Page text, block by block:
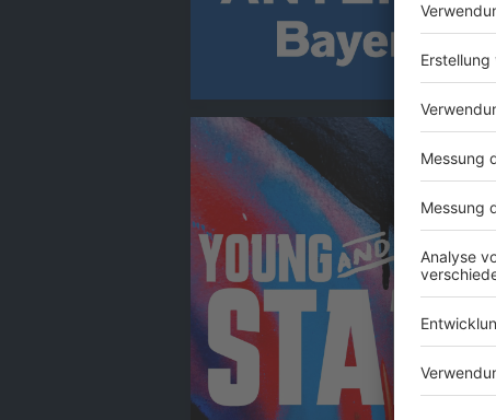
Audiotitel - Young & Home Stars